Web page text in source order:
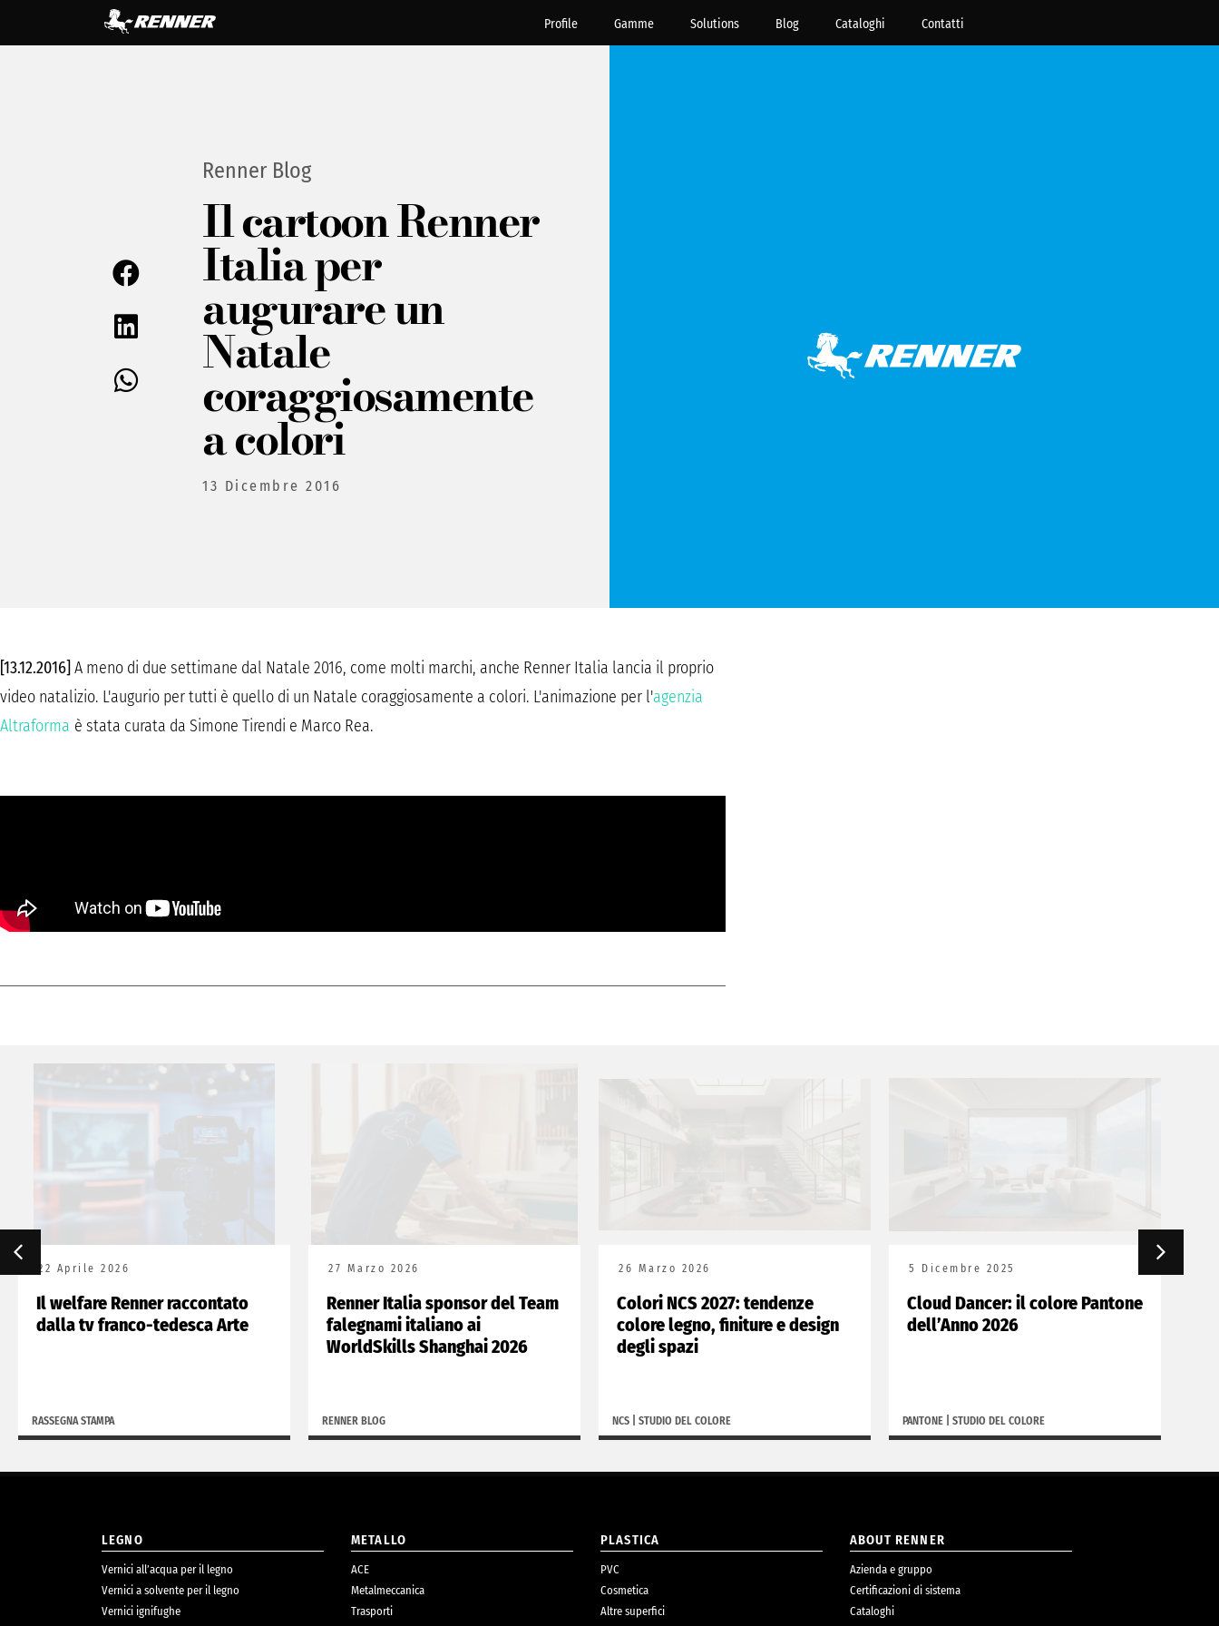
Profile Gamme Solutions Blog Cataloghi Contatti
Renner Blog
Il cartoon Renner
Italia per
augurare un
Natale
coraggiosamente
a colori
13 Dicembre 2016
[13.12.2016] A meno di due settimane dal Natale 2016, come molti marchi, anche Renner Italia lancia il proprio
video natalizio. L'augurio per tutti è quello di un Natale coraggiosamente a colori. L'animazione per l'agenzia
Altraforma è stata curata da Simone Tirendi e Marco Rea.
22 Aprile 2026
Il welfare Renner raccontato
dalla tv franco-tedesca Arte
RASSEGNA STAMPA
27 Marzo 2026
Renner Italia sponsor del Team
falegnami italiano ai
WorldSkills Shanghai 2026
RENNER BLOG
26 Marzo 2026
Colori NCS 2027: tendenze
colore legno, finiture e design
degli spazi
NCS STUDIO DEL COLORE
5 Dicembre 2025
Cloud Dancer: il colore Pantone
dell’Anno 2026
PANTONE STUDIO DEL COLORE
LEGNO
Vernici all’acqua per il legno
Vernici a solvente per il legno
Vernici ignifughe
METALLO
ACE
Metalmeccanica
Trasporti
PLASTICA
PVC
Cosmetica
Altre superfici
ABOUT RENNER
Azienda e gruppo
Certificazioni di sistema
Cataloghi